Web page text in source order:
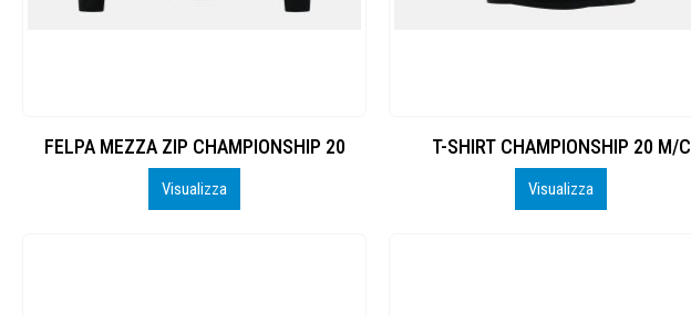
FELPA MEZZA ZIP CHAMPIONSHIP 20
Visualizza
T-SHIRT CHAMPIONSHIP 20 M/C
Visualizza